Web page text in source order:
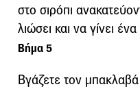
στο σιρόπι
λιώσει και να γίνει
Βήμα 5
Βγάζετε τον